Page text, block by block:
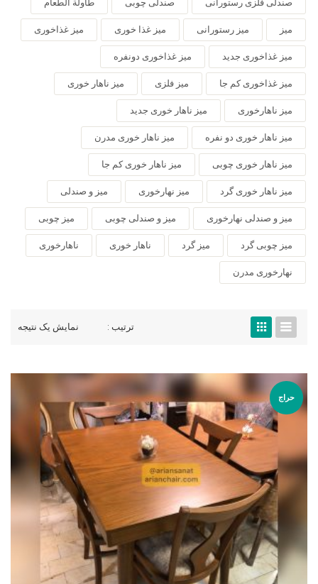
صندلی فلزی رستورانی صندلی چوبی طاولة الطعام
میز میز رستورانی میز غذا خوری میز غذاخوری
میز غذاخوری جدید میز غذاخوری دونفره
میز غذاخوری کم جا میز فلزی میز ناهار خوری
میز ناهارخوری میز ناهار خوری جدید
میز ناهار خوری دو نفره میز ناهار خوری مدرن
میز ناهار خوری چوبی میز ناهار خوری کم جا
میز ناهار خوری گرد میز نهارخوری میز و صندلی
میز و صندلی نهارخوری میز و صندلی چوبی میز چوبی
میز چوبی گرد میز گرد ناهار خوری ناهارخوری
نهارخوری مدرن
نمایش یک نتیجه ترتیب :
حراج